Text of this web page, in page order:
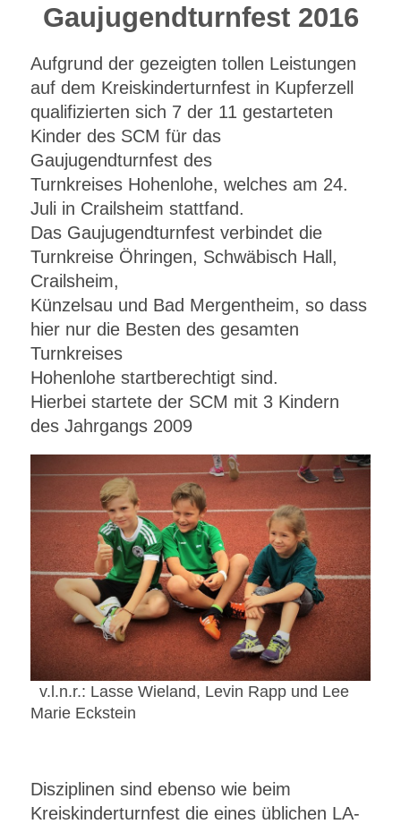
Gaujugendturnfest 2016
Aufgrund der gezeigten tollen Leistungen
auf dem Kreiskinderturnfest in Kupferzell
qualifizierten sich 7 der 11 gestarteten
Kinder des SCM für das
Gaujugendturnfest des
Turnkreises Hohenlohe, welches am 24.
Juli in Crailsheim stattfand.
Das Gaujugendturnfest verbindet die
Turnkreise Öhringen, Schwäbisch Hall,
Crailsheim,
Künzelsau und Bad Mergentheim, so dass
hier nur die Besten des gesamten
Turnkreises
Hohenlohe startberechtigt sind.
Hierbei startete der SCM mit 3 Kindern
des Jahrgangs 2009
v.l.n.r.: Lasse Wieland, Levin Rapp und Lee
Marie Eckstein
Disziplinen sind ebenso wie beim
Kreiskinderturnfest die eines üblichen LA-